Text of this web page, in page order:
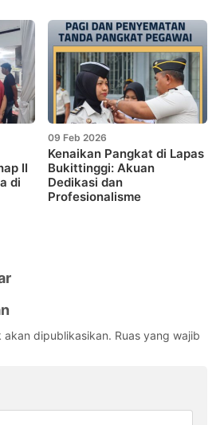
II
di
09 Feb 2026
Kenaikan Pangkat di Lapas
Bukittinggi: Akuan
Dedikasi dan
Profesionalisme
akan dipublikasikan. Ruas yang wajib